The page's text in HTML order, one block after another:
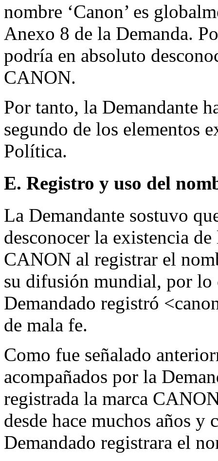
nombre ‘Canon’ es
Anexo 8 de la Demanda.
podría en absoluto
CANON.
Por tanto, la Demandante
segundo de los elementos
Política.
E. Registro y uso del
La Demandante sostuvo
desconocer la existencia
CANON al registrar el
su difusión mundial, por lo
Demandado registró
de mala fe.
Como fue señalado
acompañados por la
registrada la marca
desde hace muchos años y
Demandado registrara el